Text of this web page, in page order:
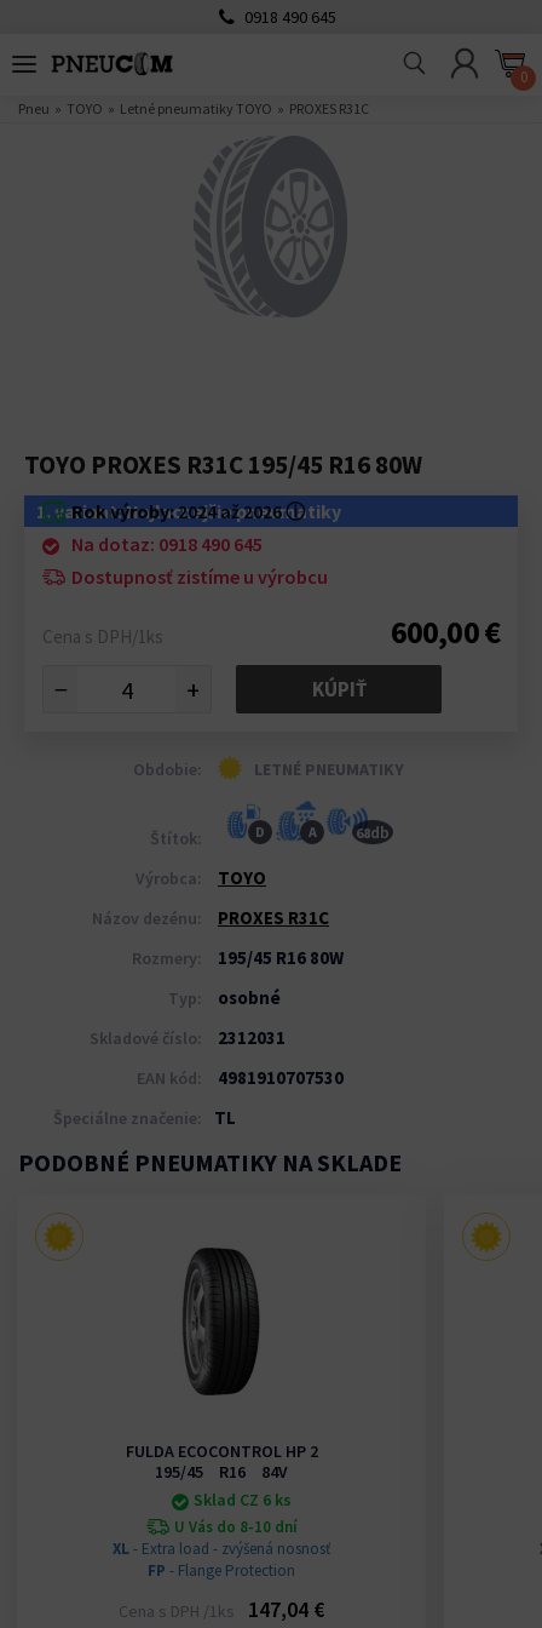
0918 490 645
0
Pneu TOYO Letné pneumatiky TOYO PROXES R31C
TOYO PROXES R31C 195/45 R16 80W
1. variant: Najlacnejšie pneumatiky
Rok výroby:2024 až 2026ⓘ
Na dotaz: 0918 490 645
Dostupnosť zistíme u výrobcu
Cena s DPH/1ks 600,00 €
− + KÚPIŤ
Obdobie: LETNÉ PNEUMATIKY
Štítok: D A 68db
Výrobca: TOYO
Názov dezénu: PROXES R31C
Rozmery: 195/45 R16 80W
Typ: osobné
Skladové číslo: 2312031
EAN kód: 4981910707530
Špeciálne značenie: TL
PODOBNÉ PNEUMATIKY NA SKLADE
FULDA ECOCONTROL HP 2
195/45 R16 84V
Sklad CZ 6 ks
U Vás do 8-10 dní
XL- Extra load - zvýšená nosnosť
FP - Flange Protection
Cena s DPH /1ks
147,04 €